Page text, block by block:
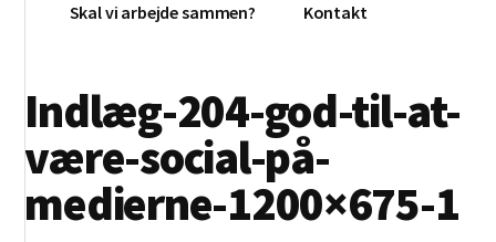
medier
Skal vi arbejde sammen? Kontakt
Indlæg-204-god-til-at-
være-social-på-
medierne-1200×675-1